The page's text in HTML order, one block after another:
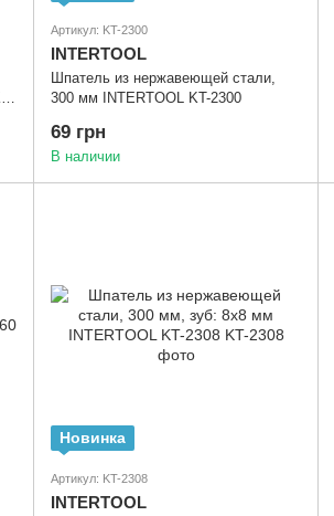
Артикул: KT-2300
INTERTOOL
Шпатель из нержавеющей стали,
300 мм INTERTOOL KT-2300
69 грн
В наличии
Новинка
Артикул: KT-2308
INTERTOOL